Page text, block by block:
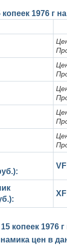
Валахии
1976 г на
VF
XF
копеек 1976
цен в